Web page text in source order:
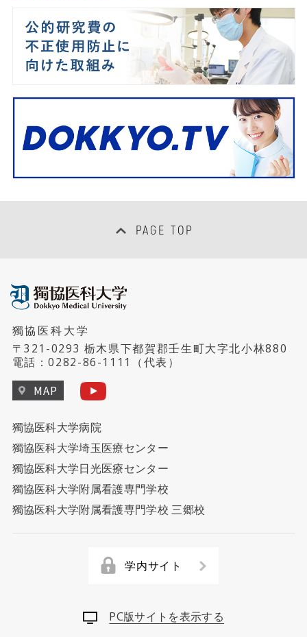
PAGE TOP
獨協医科大学
〒321-0293 栃木県下都賀郡壬生町大字北小林880
電話：0282-86-1111 （代表）
MAP
獨協医科大学病院
獨協医科大学埼玉医療センター
獨協医科大学日光医療センター
獨協医科大学附属看護専門学校
獨協医科大学附属看護専門学校 三郷校
学内サイト
PC版サイトを表示する